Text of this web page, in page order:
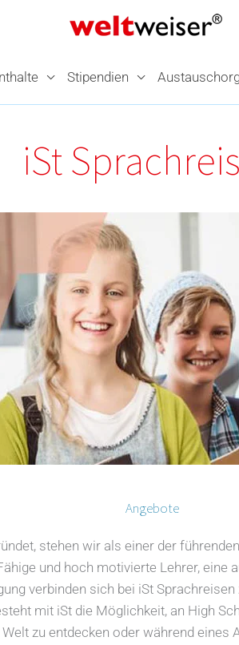
Stipendien
iSt
Angebote
stehen wir als einer der
und hoch motivierte Lehrer, eine
verbinden sich bei iSt
mit iSt die Möglichkeit, an High
zu entdecken oder während